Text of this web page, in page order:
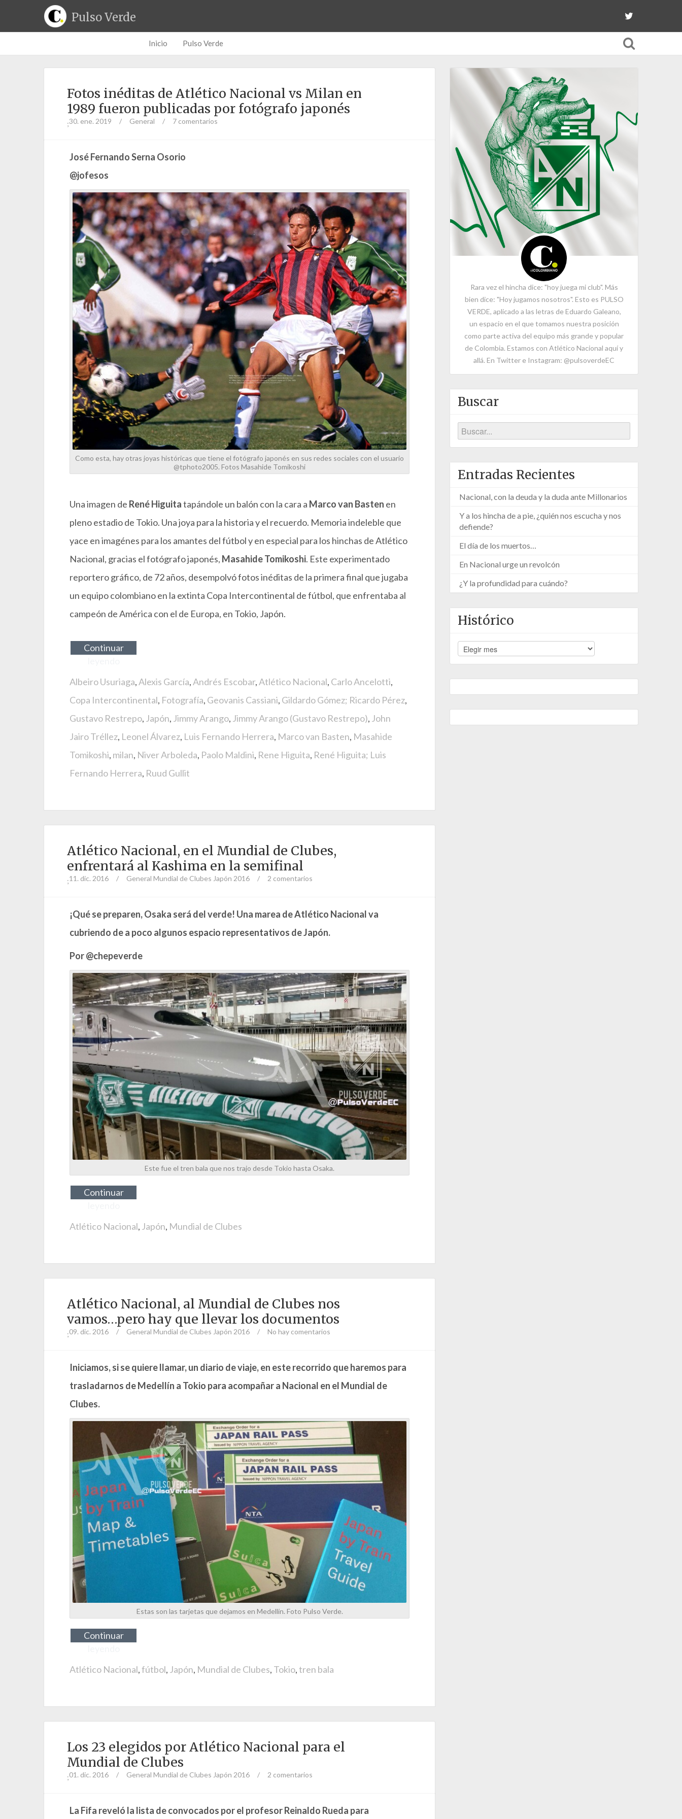
Pulso Verde
Inicio Pulso Verde
Fotos inéditas de Atlético Nacional vs Milan en
1989 fueron publicadas por fotógrafo japonés
;30. ene. 2019 / General / 7 comentarios
José Fernando Serna Osorio
@jofesos
Como esta, hay otras joyas históricas que tiene el fotógrafo japonés en sus redes sociales con el usuario
@tphoto2005. Fotos Masahide Tomikoshi
Una imagen de René Higuitatapándole un balón con la cara a Marco van Basten en
pleno estadio de Tokio. Una joya para la historia y el recuerdo. Memoria indeleble que
yace en imagénes para los amantes del fútbol y en especial para los hinchas de Atlético
Nacional, gracias el fotógrafo japonés, Masahide Tomikoshi. Este experimentado
reportero gráfico, de 72 años, desempolvó fotos inéditas de la primera final que jugaba
un equipo colombiano en la extinta Copa Intercontinental de fútbol, que enfrentaba al
campeón de América con el de Europa, en Tokio, Japón.
Continuar
Albeiro Usuriaga,Alexis García,Andrés Escobar,Atlético Nacional, Carlo Ancelotti,
Copa Intercontinental, Fotografía, Geovanis Cassiani, Gildardo Gómez; Ricardo Pérez,
Gustavo Restrepo, Japón, Jimmy Arango, Jimmy Arango (Gustavo Restrepo), John
Jairo Tréllez, Leonel Álvarez, Luis Fernando Herrera, Marco van Basten, Masahide
Tomikoshi, milan, Niver Arboleda, Paolo Maldini, Rene Higuita, René Higuita; Luis
Fernando Herrera, Ruud Gullit
Atlético Nacional, en el Mundial de Clubes,
enfrentará al Kashima en la semifinal
;11. dic. 2016 / General Mundial de Clubes Japón 2016 / 2 comentarios
¡Qué se preparen, Osaka será del verde! Una marea de Atlético Nacional va
cubriendo de a poco algunos espacio representativos de Japón.
Por @chepeverde
Este fue el tren bala que nos trajo desde Tokio hasta Osaka.
Continuar
Atlético Nacional, Japón, Mundial de Clubes
Atlético Nacional, al Mundial de Clubes nos
vamos…pero hay que llevar los documentos
;09. dic. 2016 / General Mundial de Clubes Japón 2016 / No hay comentarios
​Iniciamos, si se quiere llamar, un diario de viaje, en este recorrido que haremos para
trasladarnos de Medellín a Tokio para acompañar a Nacional en el Mundial de
Clubes.
Estas son las tarjetas que dejamos en Medellín. Foto Pulso Verde.
Continuar
Atlético Nacional,fútbol, Japón, Mundial de Clubes, Tokio,tren bala
Los 23 elegidos por Atlético Nacional para el
Mundial de Clubes
;01. dic. 2016 / General Mundial de Clubes Japón 2016 / 2 comentarios
La Fifa reveló la lista de convocados por el profesor Reinaldo Rueda para
Rara vez el hincha dice: "hoy juega mi club". Más
bien dice: "Hoy jugamos nosotros". Esto es PULSO
VERDE, aplicado a las letras de Eduardo Galeano,
un espacio en el que tomamos nuestra posición
como parte activa del equipo más grande y popular
de Colombia. Estamos con Atlético Nacional aquí y
allá. En Twitter e Instagram: @pulsoverdeEC
Buscar
Entradas Recientes
Nacional, con la deuda y la duda ante Millonarios
Y a los hincha de a pie, ¿quién nos escucha y nos
defiende?
El día de los muertos…
En Nacional urge un revolcón
¿Y la profundidad para cuándo?
Histórico